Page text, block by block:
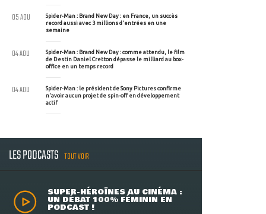
Spider-Man : Brand New Day : en France, un succès
record aussi avec 3 millions d'entrées en une
semaine
05 AOU
Spider-Man : Brand New Day : comme attendu, le film
de Destin Daniel Cretton dépasse le milliard au box-
office en un temps record
04 AOU
Spider-Man : le président de Sony Pictures confirme
n'avoir aucun projet de spin-off en développement
actif
04 AOU
LES PODCASTS TOUT VOIR
SUPER-HÉROÏNES AU CINÉMA :
UN DÉBAT 100% FÉMININ EN
PODCAST !